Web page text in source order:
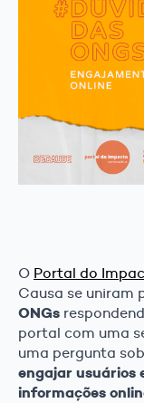
O Portal do
Causa se uniram
ONGs
portal com uma
uma pergunta
engajar usuários
informações